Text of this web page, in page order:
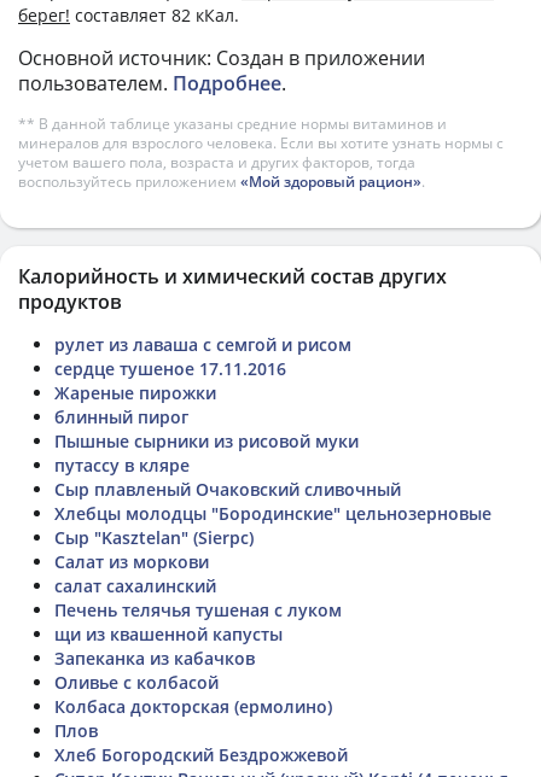
берег! составляет 82 кКал.
Основной источник: Создан в приложении
пользователем. Подробнее.
** В данной таблице указаны средние нормы витаминов и
минералов для взрослого человека. Если вы хотите узнать нормы с
учетом вашего пола, возраста и других факторов, тогда
воспользуйтесь приложением «Мой здоровый рацион».
Калорийность и химический состав других
продуктов
рулет из лаваша с семгой и рисом
сердце тушеное 17.11.2016
Жареные пирожки
блинный пирог
Пышные сырники из рисовой муки
путассу в кляре
Сыр плавленый Очаковский сливочный
Хлебцы молодцы "Бородинские" цельнозерновые
Сыр "Kasztelan" (Sierpc)
Салат из моркови
салат сахалинский
Печень телячья тушеная с луком
щи из квашенной капусты
Запеканка из кабачков
Оливье с колбасой
Колбаса докторская (ермолино)
Плов
Хлеб Богородский Бездрожжевой